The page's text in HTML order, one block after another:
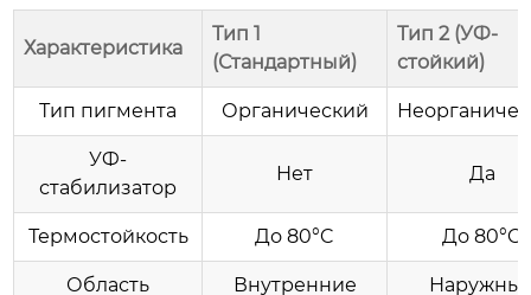
Характеристика
Тип 1
(Стандартный)
Тип 2 (УФ-
стойкий)
Тип пигмента Органический
УФ-
стабилизатор
Нет Да
Термостойкость До 80°C До 80°C
Область
Внутренние